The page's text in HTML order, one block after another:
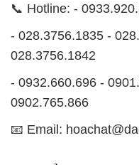
0902.765.866
📧 Email:
ĐỊA CHỈ
1229C Quốc lộ 1A,
Quận Bình Tân,